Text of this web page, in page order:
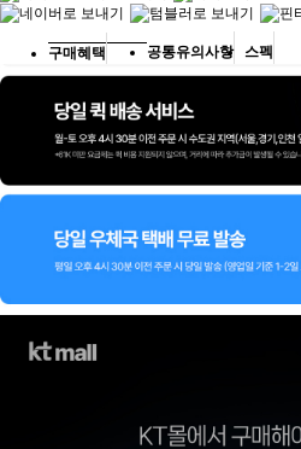
구매혜택 공통유의사항 스펙